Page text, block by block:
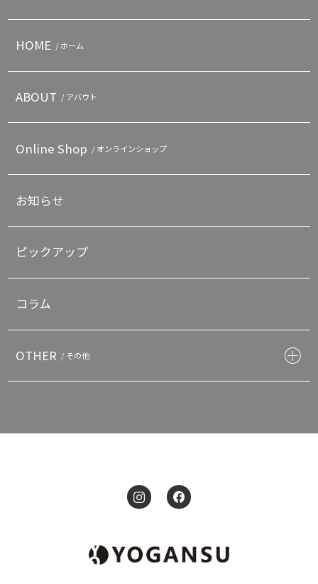
HOME / ホーム
ABOUT / アバウト
Online Shop / オンラインショップ
お知らせ
ピックアップ
コラム
OTHER / その他